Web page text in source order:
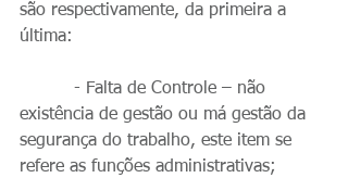
são respectivamente, da primeira a
última:
existência de gestão ou má gestão da
segurança do trabalho, este item se
refere as funções administrativas;